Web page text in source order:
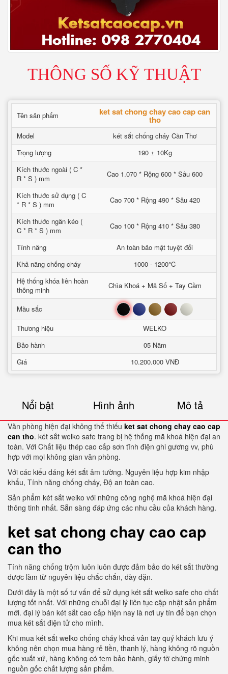
THÔNG SỐ KỸ THUẬT
Tên sản phẩm ket sat chong chay cao cap can
tho
Model
két sắt chống cháy Cần Thơ
Trọng lượng
190 ± 10Kg
Kích thước ngoài ( C *
R * S ) mm
Cao 1.070 * Rộng 600 * Sâu 600
Kích thước sử dụng ( C
* R * S ) mm
Cao 700 * Rộng 490 * Sâu 420
Kích thước ngăn kéo (
C * R * S ) mm
Cao 100 * Rộng 410 * Sâu 380
Tính năng
An toàn bảo mật tuyệt đối
Khả năng chống cháy
1000 - 1200°C
Hệ thống khóa liên hoàn
thông minh
Chìa Khoá + Mã Số + Tay Cầm
Mầu sắc Đen Xanh Nâu Đỏ Trắng
Thương hiệu
WELKO
Bảo hành
05 Năm
Giá
10.200.000 VNĐ
Nổi bật Hình ảnh Mô tả
Văn phòng hiện đại không thể thiếu ket sat chong chay cao cap
can tho. két sắt welko safe trang bị hệ thống mã khoá hiện đại an
toàn. Với Chất liệu thép cao cấp sơn tĩnh điện ghi gương vv, phù
hợp với mọi không gian văn phòng.
Với các kiểu dáng két sắt âm tường. Nguyên liệu hợp kim nhập
khẩu, Tính năng chống cháy, Độ an toàn cao.
Sản phẩm két sắt welko với những công nghệ mã khoá hiện đại
thông tinh nhất. Sẵn sàng đáp ứng các nhu cầu của khách hàng.
ket sat chong chay cao cap
can tho
Tính năng chống trộm luôn luôn được đảm bảo do két sắt thường
được làm từ nguyên liệu chắc chắn, dày dặn.
Dưới đây là một số tư vấn để sử dụng két sắt welko safe cho chất
lượng tốt nhất. Với những chuỗi đại lý liên tục cập nhật sản phẩm
mới. đại lý bán két sắt cao cấp hiện nay là nơi uy tín để bạn chọn
mua két sắt điện tử cho mình.
Khi mua két sắt welko chống cháy khoá vân tay quý khách lưu ý
không nên chọn mua hàng rẻ tiền, thanh lý, hàng không rõ nguồn
gốc xuất xứ, hàng không có tem bảo hành, giấy tờ chứng minh
nguồn gốc chất lượng sản phẩm.